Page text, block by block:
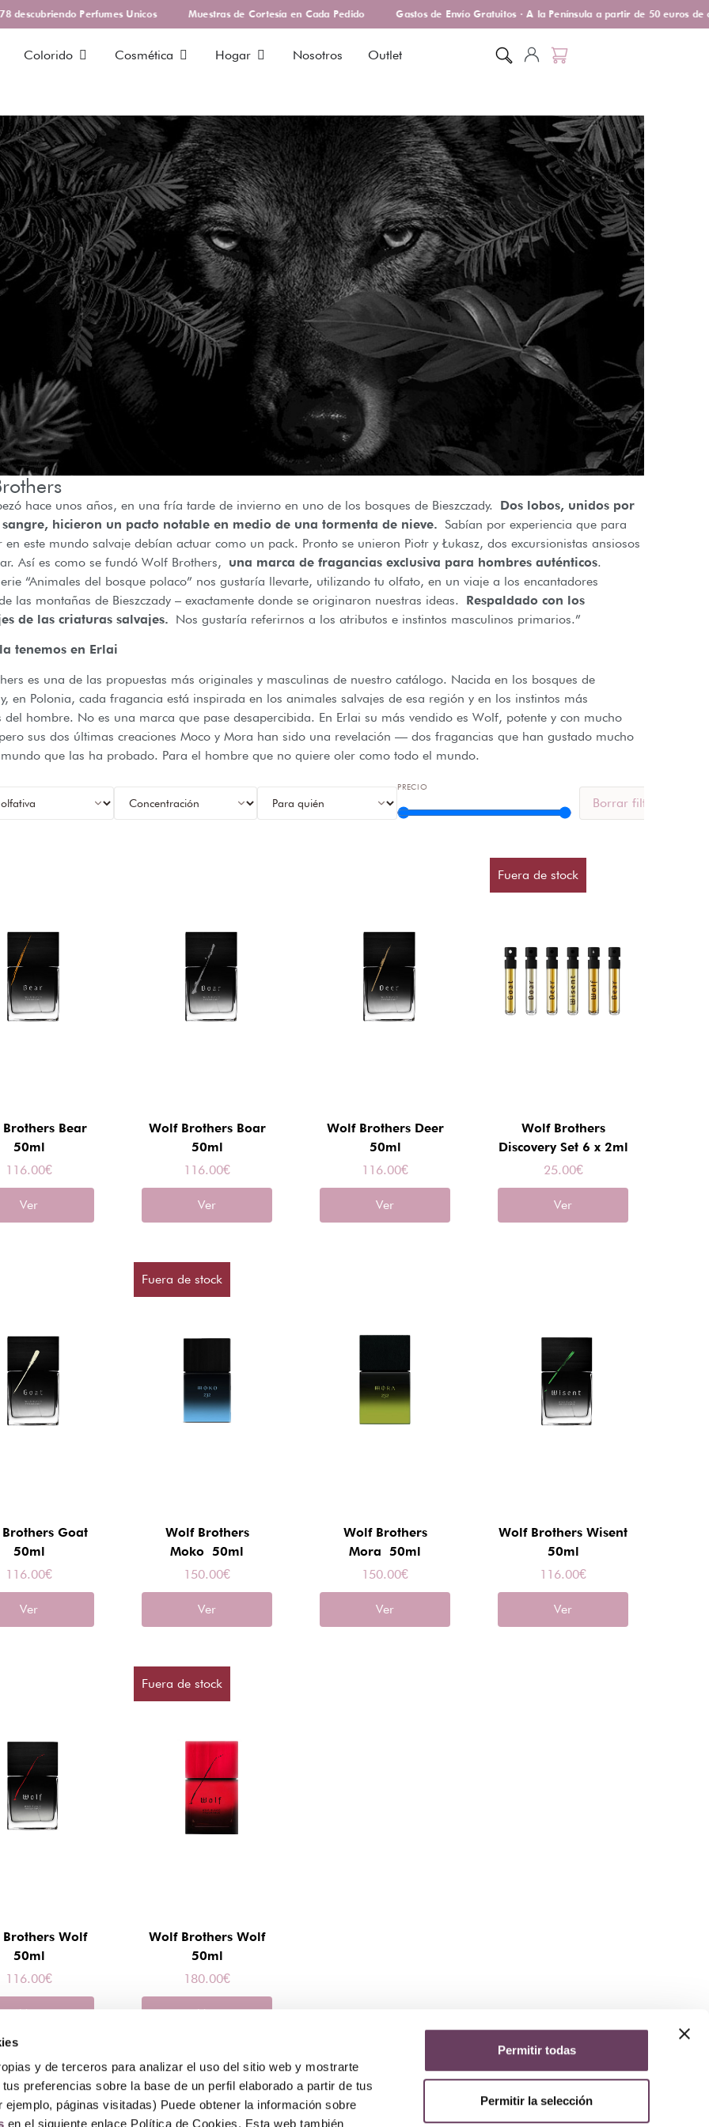
y de terceros para analizar el uso del sitio web y mostrarte
preferencias sobre la base de un perfil elaborado a partir de tus
ejemplo, páginas visitadas) Puede obtener la información sobre
en el siguiente enlace Política de Cookies. Esta web también
Permitir todas
Permitir la selección
Perfumes Unicos Muestras de Cortesía en Cada Pedido Gastos de Envío Gratuitos · A la Península a partir de 50 euros de
Colorido Cosmética Hogar Nosotros Outlet
hace unos años, en una fría tarde de invierno en uno de los bosques de Bieszczady. Dos lobos, unidos por
hicieron un pacto notable en medio de una tormenta de nieve. Sabían por experiencia que para
en este mundo salvaje debían actuar como un pack. Pronto se unieron Piotr y Łukasz, dos excursionistas ansiosos
Así es como se fundó Wolf Brothers, una marca de fragancias exclusiva para hombres auténticos.
“Animales del bosque polaco” nos gustaría llevarte, utilizando tu olfato, en un viaje a los encantadores
las montañas de Bieszczady – exactamente donde se originaron nuestras ideas. Respaldado con los
de las criaturas salvajes. Nos gustaría referirnos a los atributos e instintos masculinos primarios.”
tenemos en Erlai
es una de las propuestas más originales y masculinas de nuestro catálogo. Nacida en los bosques de
en Polonia, cada fragancia está inspirada en los animales salvajes de esa región y en los instintos más
hombre. No es una marca que pase desapercibida. En Erlai su más vendido es Wolf, potente y con mucho
sus dos últimas creaciones Moco y Mora han sido una revelación — dos fragancias que han gustado mucho
que las ha probado. Para el hombre que no quiere oler como todo el mundo.
PRECIO
Borrar filtros
Bear
50ml
116.00€
Ver
Wolf Brothers Boar
50ml
116.00€
Ver
Wolf Brothers Deer
50ml
116.00€
Ver
Fuera de stock
Wolf Brothers
Discovery Set 6 x 2ml
25.00€
Ver
Goat
50ml
116.00€
Ver
Fuera de stock
Wolf Brothers
Moko 50ml
150.00€
Ver
Wolf Brothers
Mora 50ml
150.00€
Ver
Wolf Brothers Wisent
50ml
116.00€
Ver
Wolf
50ml
116.00€
Ver
Fuera de stock
Wolf Brothers Wolf
50ml
180.00€
Ver
Sobre Erlai
Nosotros
Ayuda